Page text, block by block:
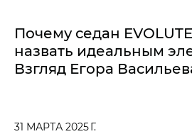
Почему седан
назвать идеальным
Взгляд Егора
31 МАРТА 2025 Г.